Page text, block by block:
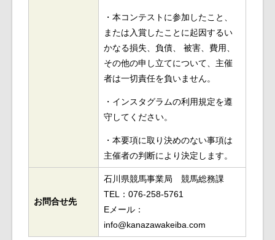
・本コンテストに参加したこと、
または入賞したことに起因するい
かなる損失、負債、 被害、費用、
その他の申し立てについて、主催
者は一切責任を負いません。
・インスタグラムの利用規定を遵
守してください。
・本要項に取り決めのない事項は
主催者の判断により決定します。
お問合せ先
石川県競馬事業局 競馬総務課
TEL：076-258-5761
Eメール：
info@kanazawakeiba.com